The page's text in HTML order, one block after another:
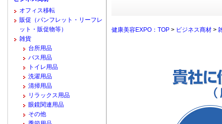
健康美容EXPO：TOP > ビジネス商材 >
オフィス移転
販促（パンフレット・リーフレ
ット・販促物等）
雑貨
台所用品
バス用品
トイレ用品
洗濯用品
清掃用品
リラックス用品
眼鏡関連用品
その他